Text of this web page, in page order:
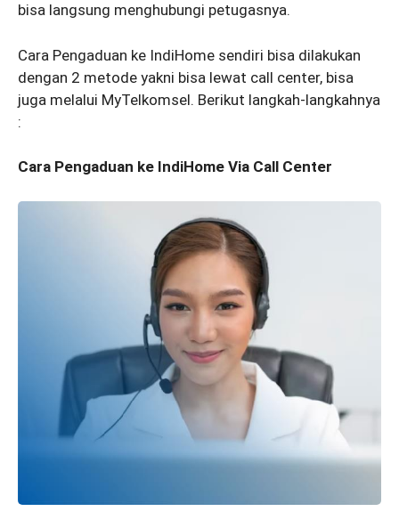
bisa langsung menghubungi petugasnya.
Cara Pengaduan ke IndiHome sendiri bisa dilakukan
dengan 2 metode yakni bisa lewat call center, bisa
juga melalui MyTelkomsel. Berikut langkah-langkahnya
:
Cara Pengaduan ke IndiHome Via Call Center